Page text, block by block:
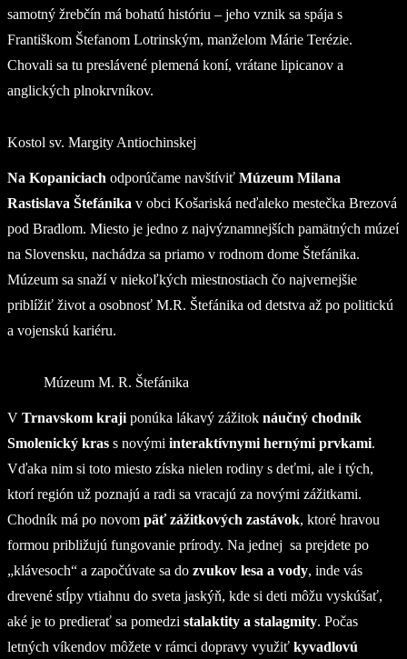
samotný žrebčín má bohatú históriu – jeho vznik sa spája s
Františkom Štefanom Lotrinským, manželom Márie Terézie.
Chovali sa tu preslávené plemená koní, vrátane lipicanov a
anglických plnokrvníkov.
Kostol sv. Margity Antiochinskej
Na Kopaniciach odporúčame navštíviť Múzeum Milana
Rastislava Štefánika v obci Košariská neďaleko mestečka Brezová
pod Bradlom. Miesto je jedno z najvýznamnejších pamätných múzeí
na Slovensku, nachádza sa priamo v rodnom dome Štefánika.
Múzeum sa snaží v niekoľkých miestnostiach čo najvernejšie
priblížiť život a osobnosť M.R. Štefánika od detstva až po politickú
a vojenskú kariéru.
Múzeum M. R. Štefánika
V Trnavskom kraji ponúka lákavý zážitok náučný chodník
Smolenický kras s novými interaktívnymi hernými prvkami.
Vďaka nim si toto miesto získa nielen rodiny s deťmi, ale i tých,
ktorí región už poznajú a radi sa vracajú za novými zážitkami.
Chodník má po novom päť zážitkových zastávok, ktoré hravou
formou približujú fungovanie prírody. Na jednej sa prejdete po
„klávesoch“ a započúvate sa do zvukov lesa a vody, inde vás
drevené stĺpy vtiahnu do sveta jaskýň, kde si deti môžu vyskúšať,
aké je to predierať sa pomedzi stalaktity a stalagmity. Počas
letných víkendov môžete v rámci dopravy využiť kyvadlovú